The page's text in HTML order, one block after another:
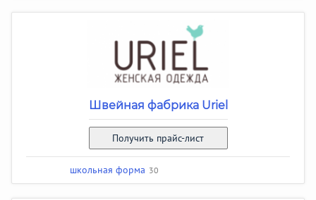
Швейная фабрика Uriel
Получить прайс-лист
школьная форма 30